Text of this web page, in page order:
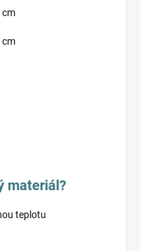
cm
cm
materiál?
teplotu